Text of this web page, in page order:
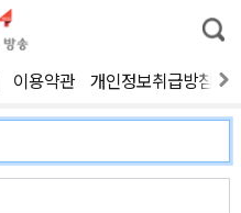
통
합
색
이용약관 개인정보취급방침